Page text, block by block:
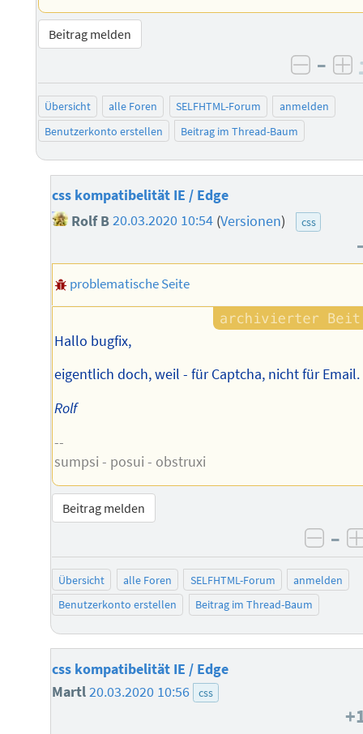
Beitrag melden
–
Übersicht alle Foren SELFHTML-Forum
anmelden
Benutzerkonto erstellen
Beitrag im Thread-Baum
css kompatibelität IE / Edge
Rolf B20.03.2020 10:54 (Versionen) css
problematische Seite
Hallo bugfix,
eigentlich doch, weil - für Captcha, nicht für Email.
Rolf
--
sumpsi - posui - obstruxi
Beitrag melden
–
Übersicht alle Foren SELFHTML-Forum
anmelden
Benutzerkonto erstellen
Beitrag im Thread-Baum
css kompatibelität IE / Edge
Martl20.03.2020 10:56 css